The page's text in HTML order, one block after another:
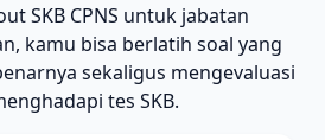
SKB CPNS untuk jabatan
kamu bisa berlatih soal yang
sekaligus mengevaluasi
tes SKB.